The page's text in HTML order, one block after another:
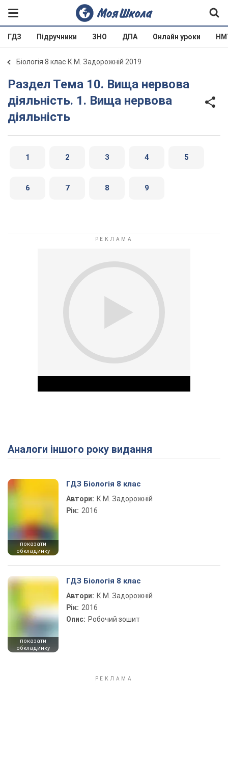
ГДЗ Підручники ЗНО ДПА Онлайн уроки
Біологія 8 клас К.М. Задорожній 2019
Раздел Тема 10. Вища нервова
діяльність. 1. Вища нервова
діяльність
1 2 3 4 5
6 7 8 9
Play Video
Аналоги іншого року видання
показати
обкладинку
ГДЗ Біологія 8 клас
Автори: К.М. Задорожній
Рік: 2016
показати
обкладинку
ГДЗ Біологія 8 клас
Автори: К.М. Задорожній
Рік: 2016
Опис: Робочий зошит